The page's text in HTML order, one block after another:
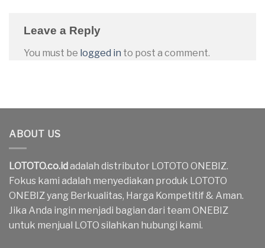
Leave a Reply
You must be logged in to post a comment.
ABOUT US
LOTOTO.co.idadalah distributor LOTOTO ONEBIZ.
Fokus kami adalah menyediakan produk LOTOTO
ONEBIZ yang Berkualitas, Harga Kompetitif & Aman.
Jika Anda ingin menjadi bagian dari team ONEBIZ
untuk menjual LOTO silahkan hubungi kami.